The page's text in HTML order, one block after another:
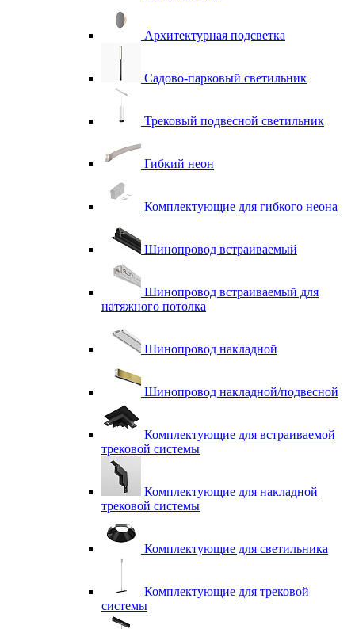
Архитектурная подсветка
Садово-парковый светильник
Трековый подвесной светильник
Гибкий неон
Комплектующие для гибкого неона
Шинопровод встраиваемый
Шинопровод встраиваемый для
натяжного потолка
Шинопровод накладной
Шинопровод накладной/подвесной
Комплектующие для встраиваемой
трековой системы
Комплектующие для накладной
трековой системы
Комплектующие для светильника
Комплектующие для трековой
системы